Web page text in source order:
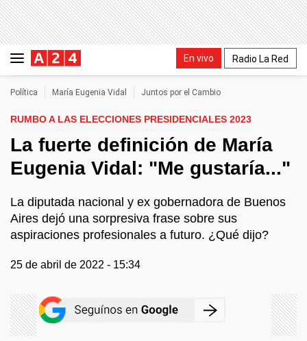
En vivo Radio La Red
Política María Eugenia Vidal Juntos por el Cambio
RUMBO A LAS ELECCIONES PRESIDENCIALES 2023
La fuerte definición de María
Eugenia Vidal: "Me gustaría..."
La diputada nacional y ex gobernadora de Buenos
Aires dejó una sorpresiva frase sobre sus
aspiraciones profesionales a futuro. ¿Qué dijo?
25 de abril de 2022 - 15:34